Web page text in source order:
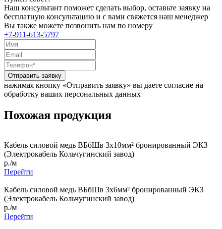
Наш консультант поможет сделать выбор, оставьте заявку на
бесплатную консультацию и с вами свяжется наш менеджер
Вы также можете позвонить нам по номеру
+7-911-613-5797
Отправить заявку
нажимая кнопку «Отправить заявку» вы даете согласие на
обработку ваших персональных данных
Похожая продукция
Кабель силовой медь ВБбШв 3x10мм² бронированный ЭКЗ
(Электрокабель Кольчугинский завод)
р./м
Перейти
Кабель силовой медь ВБбШв 3x6мм² бронированный ЭКЗ
(Электрокабель Кольчугинский завод)
р./м
Перейти